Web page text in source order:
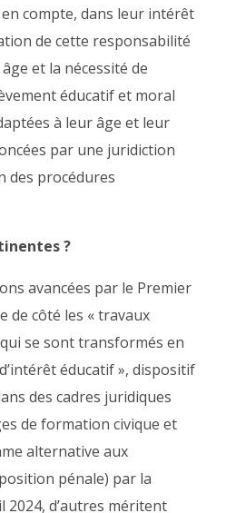
compte, dans leur intérêt
de cette responsabilité
et la nécessité de
éducatif et moral
à leur âge et leur
par une juridiction
des procédures
?
avancées par le Premier
de côté les « travaux
se sont transformés en
éducatif », dispositif
des cadres juridiques
de formation civique et
alternative aux
pénale) par la
2024, d’autres méritent